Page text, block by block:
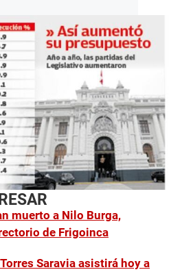
muerto a Nilo Burga,
de Frigoinca
Saravia asistirá hoy a